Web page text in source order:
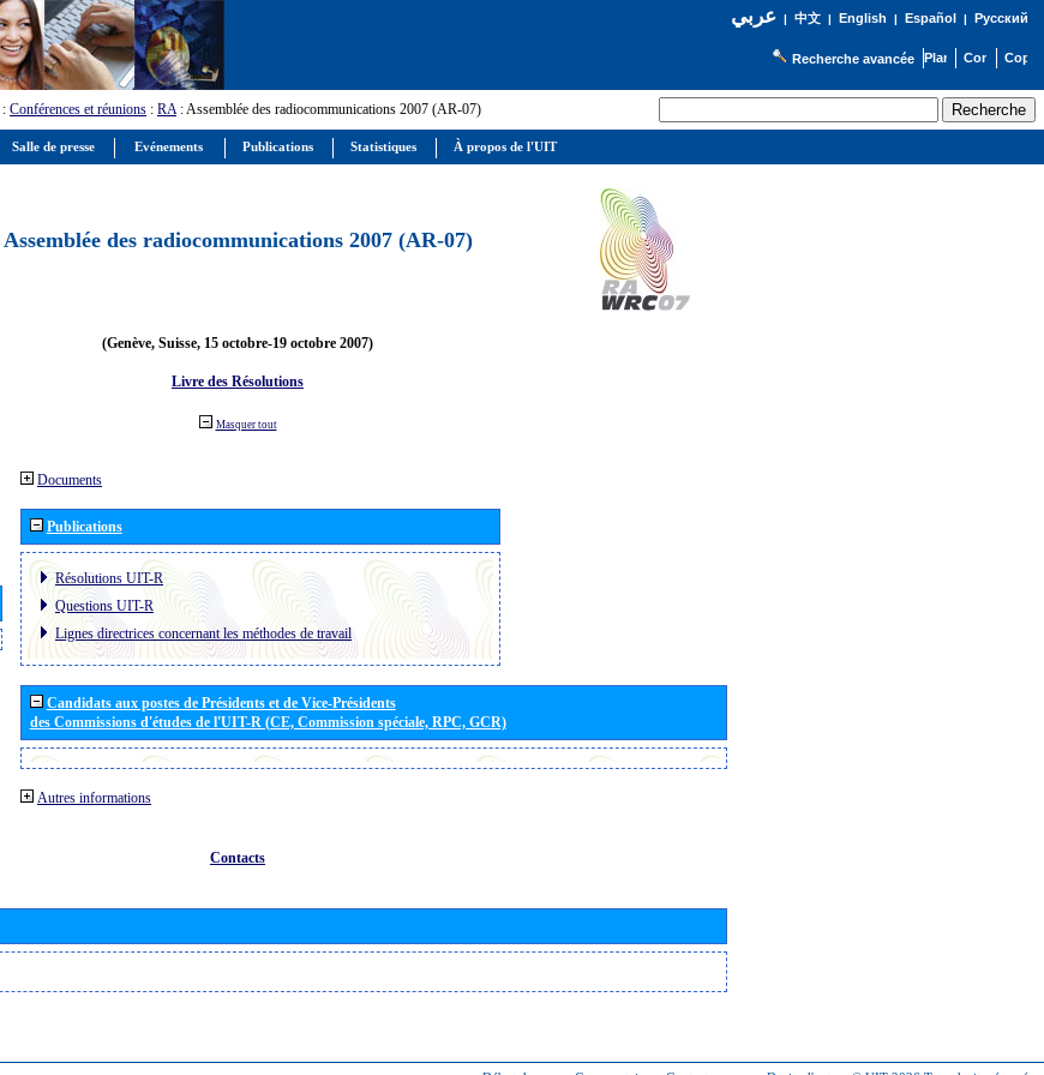
عربي| 中文| English | Español | Русский
Recherche avancée
: Conférences et réunions : RA: Assemblée des radiocommunications 2007 (AR-07)
Assemblée des radiocommunications 2007 (AR-07)
(Genève, Suisse, 15 octobre-19 octobre 2007)
Livre des Résolutions
Masquer tout
Documents
Publications
Résolutions UIT-R
Questions UIT-R
Lignes directrices concernant les méthodes de travail
Candidats aux postes de Présidents et de Vice-Présidents
des Commissions d'études de l'UIT-R (CE, Commission spéciale, RPC, GCR)
Autres informations
Contacts
Salle de presse Evénements Publications Statistiques À propos de l'UIT